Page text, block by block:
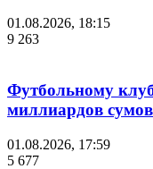
01.08.2026, 18:15
9 263
Футбольному
миллиардов сумов
01.08.2026, 17:59
5 677